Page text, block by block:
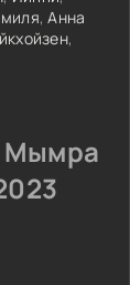
,Анна
,
Мымра